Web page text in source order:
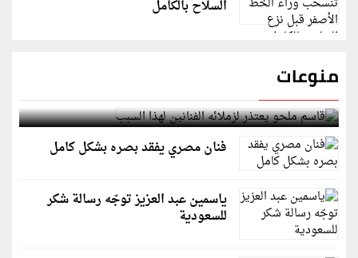
السلاح بالكامل
منوعات
قاسم ملحو يعتذر لزملائه الفنانين لهذا السبب
فنان مصري يفقد بصره بشكل كامل
ياسمين عبد العزيز توجّه رسالة شكر
للسعودية